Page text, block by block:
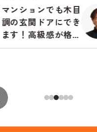
マンションでも木目
調の玄関ドアにでき
ます！高級感が格段
に違います